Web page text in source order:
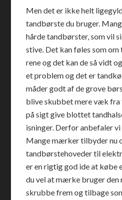
Men det er ikke helt
tandbørste du bruger.
hårde tandbørster, som vil
stive. Det kan føles som
rene og det kan de så vidt
et problem og det er
måder godt af de grove
blive skubbet mere væk
på sigt give blottet
isninger. Derfor anbefaler
Mange mærker tilbyder nu
tandbørstehoveder til
er en rigtig god ide at købe
du vel at mærke bruger
skrubbe frem og tilbage